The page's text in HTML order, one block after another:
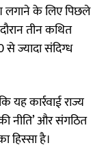
लगाने के लिए पिछले
तीन कथित
ज्यादा संदिग्ध
कार्रवाई राज्य
नीति’ और संगठित
हिस्सा है।